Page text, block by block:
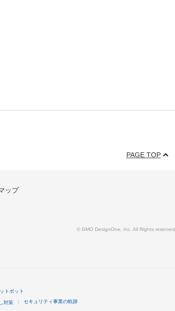
PAGE TOP
ップ
© GMO DesignOne, Inc. All Rights reserved.
トボット
対策 セキュリティ事業の軌跡